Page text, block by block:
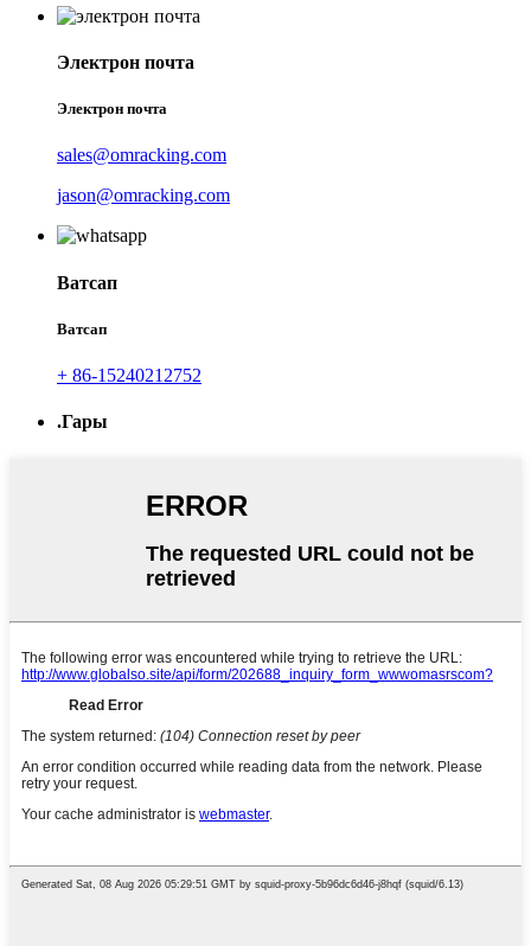
Электрон почта
Электрон почта
sales@omracking.com
jason@omracking.com
Ватсап
Ватсап
+ 86-15240212752
.Гары